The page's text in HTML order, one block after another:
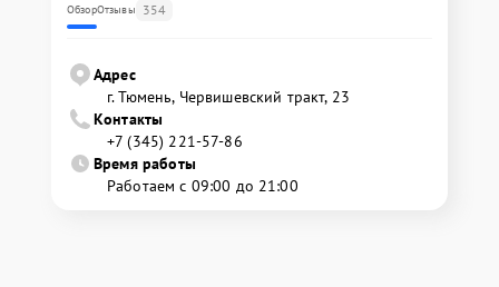
ОбзорОтзывы 354
Адрес
г. Тюмень, ​Червишевский тракт, 23
Контакты
+7 (345) 221-57-86
Время работы
Работаем с 09:00 до 21:00